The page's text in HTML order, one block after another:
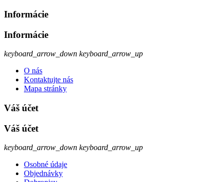
Informácie
Informácie
keyboard_arrow_down keyboard_arrow_up
O nás
Kontaktujte nás
Mapa stránky
Váš účet
Váš účet
keyboard_arrow_down keyboard_arrow_up
Osobné údaje
Objednávky